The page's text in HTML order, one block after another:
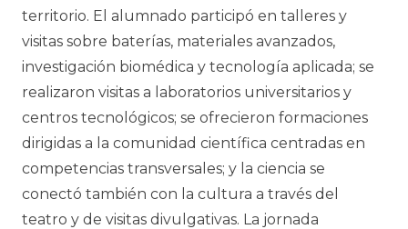
territorio. El alumnado participó en talleres y
visitas sobre baterías, materiales avanzados,
investigación biomédica y tecnología aplicada; se
realizaron visitas a laboratorios universitarios y
centros tecnológicos; se ofrecieron formaciones
dirigidas a la comunidad científica centradas en
competencias transversales; y la ciencia se
conectó también con la cultura a través del
teatro y de visitas divulgativas. La jornada